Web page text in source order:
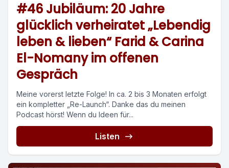
#46 Jubiläum: 20 Jahre
glücklich verheiratet „Lebendig
leben & lieben“ Farid & Carina
El-Nomany im offenen
Gespräch
Meine vorerst letzte Folge! In ca. 2 bis 3 Monaten erfolgt
ein kompletter „Re-Launch“. Danke das du meinen
Podcast hörst! Wenn du Ideen für...
Listen